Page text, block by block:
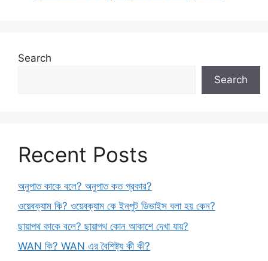
Search
Search
Recent Posts
অনুপাত কাকে বলে? অনুপাত কত প্রকার?
ওয়েবক্যাম কি? ওয়েবক্যাম কে ইনপুট ডিভাইস বলা হয় কেন?
ছায়াপথ কাকে বলে? ছায়াপথ কোন আকাশে দেখা যায়?
WAN কি? WAN এর বৈশিষ্ট্য কী কী?